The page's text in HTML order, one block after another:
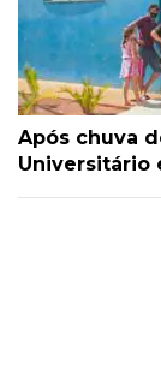
Após chuva
Universitário